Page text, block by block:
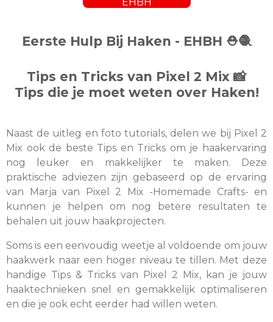
Eerste Hulp Bij Haken - EHBH ⛑️🧶
Tips en Tricks van Pixel 2 Mix 📸
Tips die je moet weten over Haken!
Naast de uitleg en foto tutorials, delen we bij Pixel 2
Mix ook de beste Tips en Tricks om je haakervaring
nog leuker en makkelijker te maken. Deze
praktische adviezen zijn gebaseerd op de ervaring
van Marja van Pixel 2 Mix -Homemade Crafts- en
kunnen je helpen om nog betere resultaten te
behalen uit jouw haakprojecten.
Soms is een eenvoudig weetje al voldoende om jouw
haakwerk naar een hoger niveau te tillen. Met deze
handige Tips & Tricks van Pixel 2 Mix, kan je jouw
haaktechnieken snel en gemakkelijk optimaliseren
en die je ook echt eerder had willen weten.